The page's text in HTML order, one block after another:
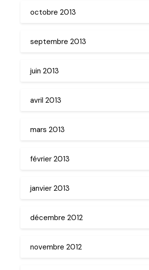
octobre 2013
septembre 2013
juin 2013
avril 2013
mars 2013
février 2013
janvier 2013
décembre 2012
novembre 2012